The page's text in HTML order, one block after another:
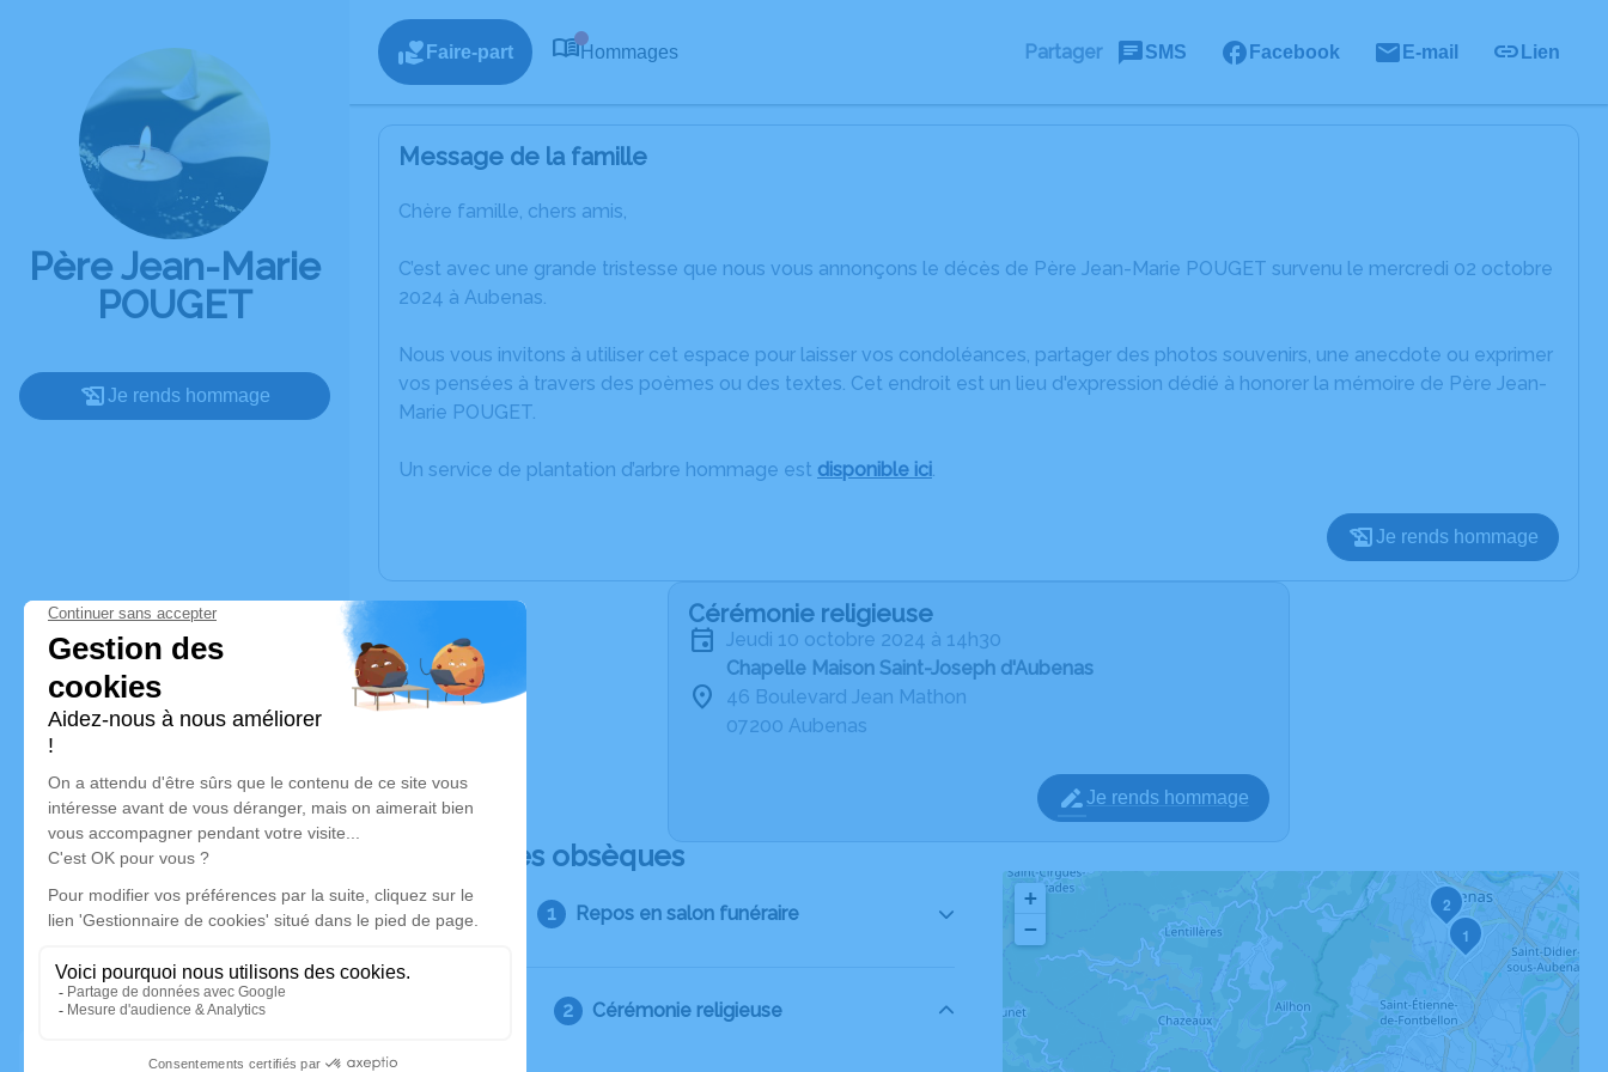
Père Jean-Marie
POUGET
Je rends hommage
Faire-part Hommages Partager SMS Facebook E-mail Lien
Message de la famille
Chère famille, chers amis,
C’est avec une grande tristesse que nous vous annonçons le décès de Père Jean-Marie POUGET survenu le mercredi 02 octobre
2024 à Aubenas.
Nous vous invitons à utiliser cet espace pour laisser vos condoléances, partager des photos souvenirs, une anecdote ou exprimer
vos pensées à travers des poèmes ou des textes. Cet endroit est un lieu d'expression dédié à honorer la mémoire de Père Jean-
Marie POUGET.
Un service de plantation d’arbre hommage est disponible ici.
Je rends hommage
Cérémonie religieuse
jeudi 10 octobre 2024 à 14h30
Chapelle Maison Saint-Joseph d'Aubenas
46 Boulevard Jean Mathon
07200 Aubenas
Je rends hommage
Déroulé des obsèques
Repos en salon funéraire
Cérémonie religieuse
1
2
+
−